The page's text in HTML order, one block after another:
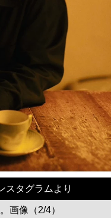
スタグラムより
画像（2/4）